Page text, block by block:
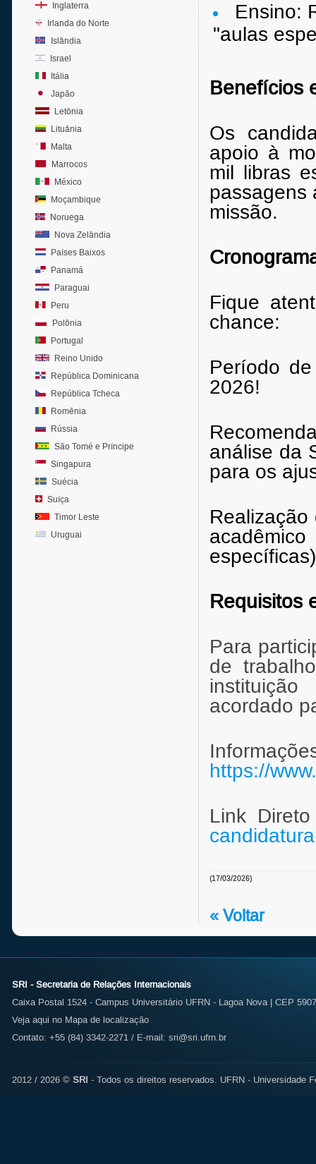
Inglaterra
Irlanda do Norte
Islândia
Israel
Itália
Japão
Letônia
Lituânia
Malta
Marrocos
México
Moçambique
Noruega
Nova Zelândia
Países Baixos
Panamá
Paraguai
Peru
Polônia
Portugal
Reino Unido
República Dominicana
República Tcheca
Romênia
Rússia
São Tomé e Príncipe
Singapura
Suécia
Suíça
Timor Leste
Uruguai
Ensino:
"aulas
Benefícios
Os
apoio à
mil libras
passagens
missão.
Fique
chance:
Período
2026!
análise da
para os
Requisitos
Para
de
acordado
https://
Link
(17/03/2026)
« Voltar
SRI - Secretaria de Relações Internacionais
Caixa Postal 1524 - Campus Universitário UFRN - Lagoa Nova | CEP
Veja aqui no Mapa de localização
Contato: +55 (84) 3342-2271 / E-mail: sri@sri.ufrn.br
2012 / 2026 © SRI - Todos os direitos reservados. UFRN - Universidade